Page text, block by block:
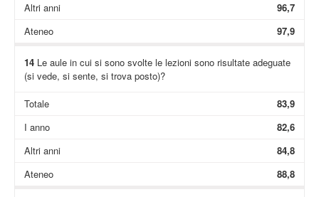
Altri anni
96,7
Ateneo
97,9
14Le aule in cui si sono svolte le lezioni sono risultate adeguate
(si vede, si sente, si trova posto)?
Totale
83,9
I anno
82,6
Altri anni
84,8
Ateneo
88,8